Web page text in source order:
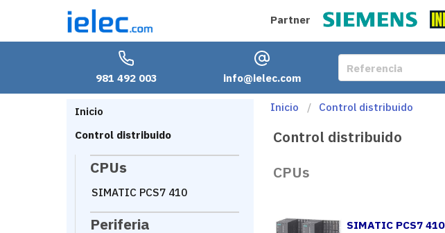
Partner
981 492 003 info@ielec.com
Inicio
Control distribuido
CPUs
SIMATIC PCS7 410
Periferia
Inicio Control distribuido
Control distribuido
CPUs
SIMATIC PCS7 410